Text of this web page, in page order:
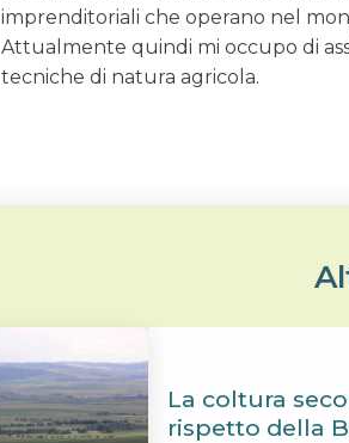
imprenditoriali che operano nel
Attualmente quindi mi occupo di
tecniche di natura agricola.
La coltura
rispetto della